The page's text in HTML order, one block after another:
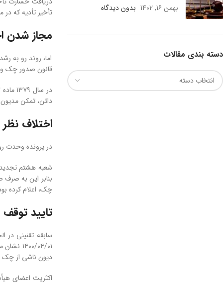
بهمن 16, 1402
بدون دیدگاه
دسته بندی مقالات
تأخیر تأدیه که در مواد ٧١٢ و ٧١٩ ق.آ.د.م ١٣١٨ پیش بینی شده بود، مغایر با موازین شرعی اعلام شد و پس از آن، دادگاه ها نیز از
مجاز شدن
قانون صدور چک و سپس تفسیر آن در
دائن، تمکن
اختلاف
در پرونده وحدت
بنابر این به
چک، اعلام کرده
تایید
دیون ناشی از چک